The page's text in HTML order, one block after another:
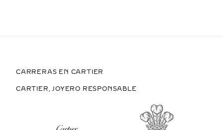
CARRERAS EN CARTIER
CARTIER, JOYERO RESPONSABLE